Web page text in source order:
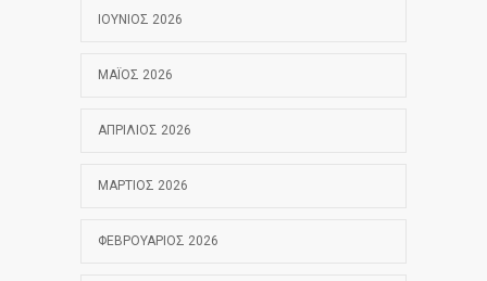
ΙΟΎΝΙΟΣ 2026
ΜΆΙΟΣ 2026
ΑΠΡΊΛΙΟΣ 2026
ΜΆΡΤΙΟΣ 2026
ΦΕΒΡΟΥΆΡΙΟΣ 2026